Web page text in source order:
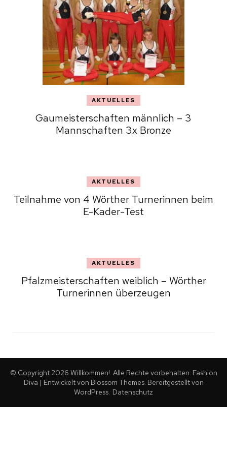
AKTUELLES
Gaumeisterschaften männlich – 3
Mannschaften 3x Bronze
AKTUELLES
Teilnahme von 4 Wörther Turnerinnen beim
E-Kader-Test
AKTUELLES
Pfalzmeisterschaften weiblich – Wörther
Turnerinnen überzeugen
© Copyright 2026 Willkommen!. Alle Rechte vorbehalten. Fashion
Diva | Entwickelt von Blossom Themes. Bereitgestellt von
WordPress. Datenschutz